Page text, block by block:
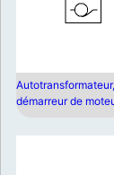
Autotransformateur,
démarreur de